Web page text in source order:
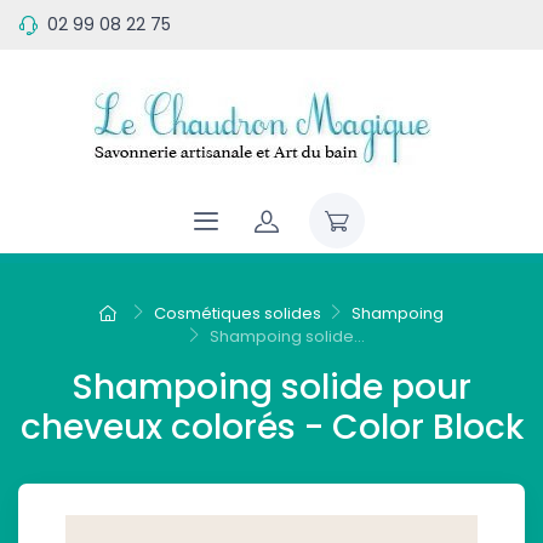
02 99 08 22 75
Cosmétiques solides
Shampoing
Shampoing solide...
Shampoing solide pour
cheveux colorés - Color Block